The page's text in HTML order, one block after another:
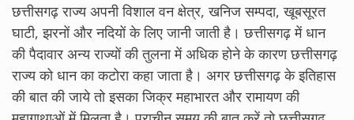
छत्तीसगढ़ राज्य अपनी विशाल वन क्षेत्र, खनिज सम्पदा, खूबसूरत
घाटी, झरनों और नदियों के लिए जानी जाती है। छत्तीसगढ़ में धान
की पैदावार अन्य राज्यों की तुलना में अधिक होने के कारण छत्तीसगढ़
राज्य को धान का कटोरा कहा जाता है। अगर छत्तीसगढ़ के इतिहास
की बात की जाये तो इसका जिक्र महाभारत और रामायण की